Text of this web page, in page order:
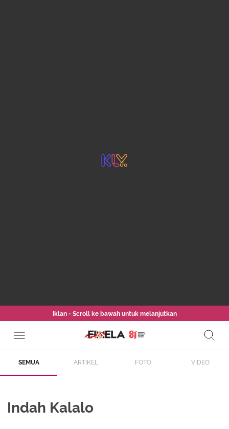
Iklan - Scroll ke bawah untuk melanjutkan
SEMUA ARTIKEL FOTO VIDEO
Indah Kalalo